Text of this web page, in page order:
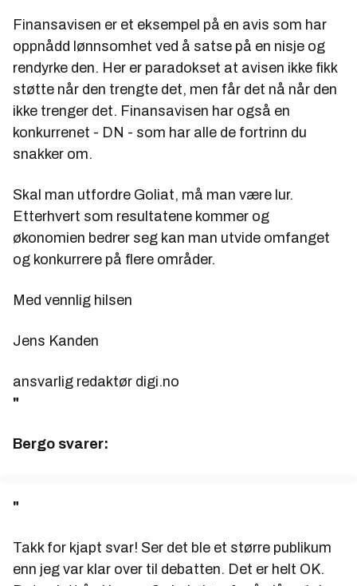
Finansavisen er et eksempel på en avis som har
oppnådd lønnsomhet ved å satse på en nisje og
rendyrke den. Her er paradokset at avisen ikke fikk
støtte når den trengte det, men får det nå når den
ikke trenger det. Finansavisen har også en
konkurrenet - DN - som har alle de fortrinn du
snakker om.
Skal man utfordre Goliat, må man være lur.
Etterhvert som resultatene kommer og
økonomien bedrer seg kan man utvide omfanget
og konkurrere på flere områder.
Med vennlig hilsen
Jens Kanden
ansvarlig redaktør digi.no
"
Bergo svarer:
"
Takk for kjapt svar! Ser det ble et større publikum
enn jeg var klar over til debatten. Det er helt OK.